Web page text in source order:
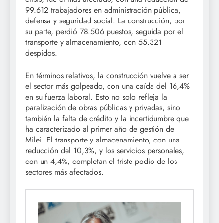
99.612 trabajadores en administración pública,
defensa y seguridad social. La construcción, por
su parte, perdió 78.506 puestos, seguida por el
transporte y almacenamiento, con 55.321
despidos.
En términos relativos, la construcción vuelve a ser
el sector más golpeado, con una caída del 16,4%
en su fuerza laboral. Esto no solo refleja la
paralización de obras públicas y privadas, sino
también la falta de crédito y la incertidumbre que
ha caracterizado al primer año de gestión de
Milei. El transporte y almacenamiento, con una
reducción del 10,3%, y los servicios personales,
con un 4,4%, completan el triste podio de los
sectores más afectados.